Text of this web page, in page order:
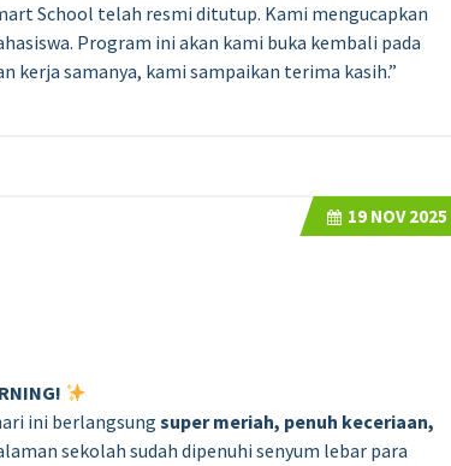
School telah resmi ditutup. Kami mengucapkan
Program ini akan kami buka kembali pada
kerja samanya, kami sampaikan terima kasih.”
19 NOV 2025
ini berlangsung super meriah, penuh keceriaan,
sekolah sudah dipenuhi senyum lebar para